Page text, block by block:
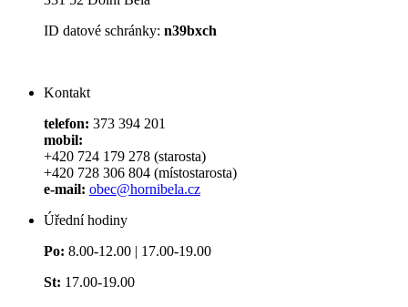
ID datové schránky: n39bxch
Kontakt
telefon: 373 394 201
mobil:
+420 724 179 278 (starosta)
+420 728 306 804 (místostarosta)
e-mail: obec@hornibela.cz
Úřední hodiny
Po: 8.00-12.00 | 17.00-19.00
St: 17.00-19.00